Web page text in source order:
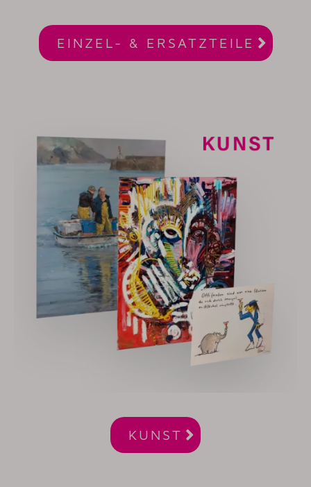
EINZEL- & ERSATZTEILE 
KUNST 